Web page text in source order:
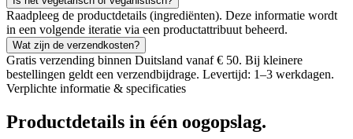
Raadpleeg de productdetails (ingrediënten). Deze informatie wordt
in een volgende iteratie via een productattribuut beheerd.
Wat zijn de verzendkosten?
Gratis verzending binnen Duitsland vanaf € 50. Bij kleinere
bestellingen geldt een verzendbijdrage. Levertijd: 1–3 werkdagen.
Verplichte informatie & specificaties
Productdetails in één oogopslag.